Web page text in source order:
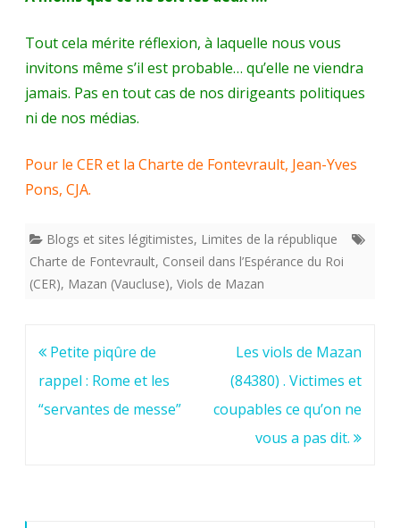
Tout cela mérite réflexion, à laquelle nous vous
invitons même s’il est probable… qu’elle ne viendra
jamais. Pas en tout cas de nos dirigeants politiques
ni de nos médias.
Pour le CER et la Charte de Fontevrault, Jean-Yves
Pons, CJA.
Blogs et sites légitimistes, Limites de la république
Charte de Fontevrault, Conseil dans l’Espérance du Roi
(CER), Mazan (Vaucluse), Viols de Mazan
Navigation
de
l’article
Petite piqûre de
rappel : Rome et les
“servantes de messe”
Les viols de Mazan
(84380) . Victimes et
coupables ce qu’on ne
vous a pas dit.